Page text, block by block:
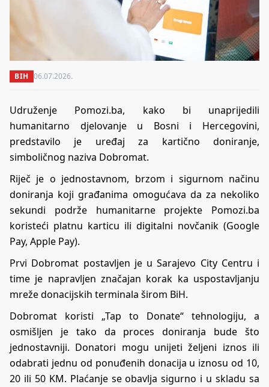
BIH 06.07.2026.
Udruženje Pomozi.ba, kako bi unaprijedili
humanitarno djelovanje u Bosni i Hercegovini,
predstavilo je uređaj za kartično doniranje,
simboličnog naziva Dobromat.
Riječ je o jednostavnom, brzom i sigurnom načinu
doniranja koji građanima omogućava da za nekoliko
sekundi podrže humanitarne projekte Pomozi.ba
koristeći platnu karticu ili digitalni novčanik (Google
Pay, Apple Pay).
Prvi Dobromat postavljen je u Sarajevo City Centru i
time je napravljen značajan korak ka uspostavljanju
mreže donacijskih terminala širom BiH.
Dobromat koristi „Tap to Donate“ tehnologiju, a
osmišljen je tako da proces doniranja bude što
jednostavniji. Donatori mogu unijeti željeni iznos ili
odabrati jednu od ponuđenih donacija u iznosu od 10,
20 ili 50 KM. Plaćanje se obavlja sigurno i u skladu sa